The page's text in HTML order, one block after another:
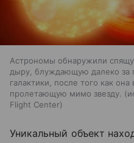
Астрономы обнаружили
дыру, блуждающую далеко за
галактики, после того как она
пролетающую мимо звезду.
Flight Center
Уникальный объект